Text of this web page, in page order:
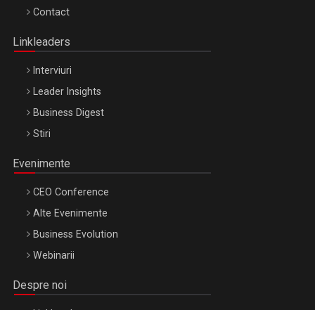
Octombrie
Contact
Linkleaders
Interviuri
Leader Insights
Business Digest
Stiri
Evenimente
CEO Conference
Alte Evenimente
Business Evolution
Webinarii
Despre noi